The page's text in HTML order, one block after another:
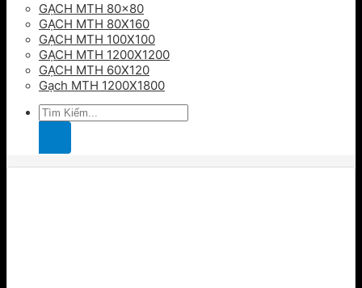
GẠCH MTH 80×80
GẠCH MTH 80X160
GẠCH MTH 100X100
GẠCH MTH 1200X1200
GẠCH MTH 60X120
Gạch MTH 1200X1800
Tìm
kiếm: